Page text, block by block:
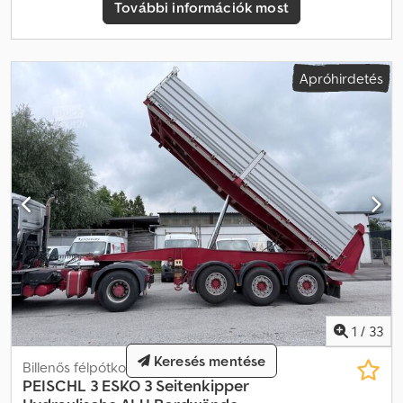
További információk most
Apróhirdetés
1 / 33
Billenős félpótkocsi
PEISCHL 3 ESKO 3 Seitenkipper
Keresés mentése